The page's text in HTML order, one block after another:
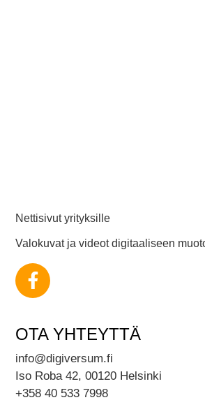
Nettisivut yrityksille
Valokuvat ja videot digitaaliseen
OTA YHTEYTTÄ
info@digiversum.fi
Iso Roba 42, 00120 Helsinki
+358 40 533 7998